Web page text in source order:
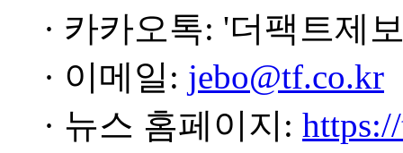
· 카카오톡: '더팩트제
· 이메일: jebo@tf.co.kr
· 뉴스 홈페이지: